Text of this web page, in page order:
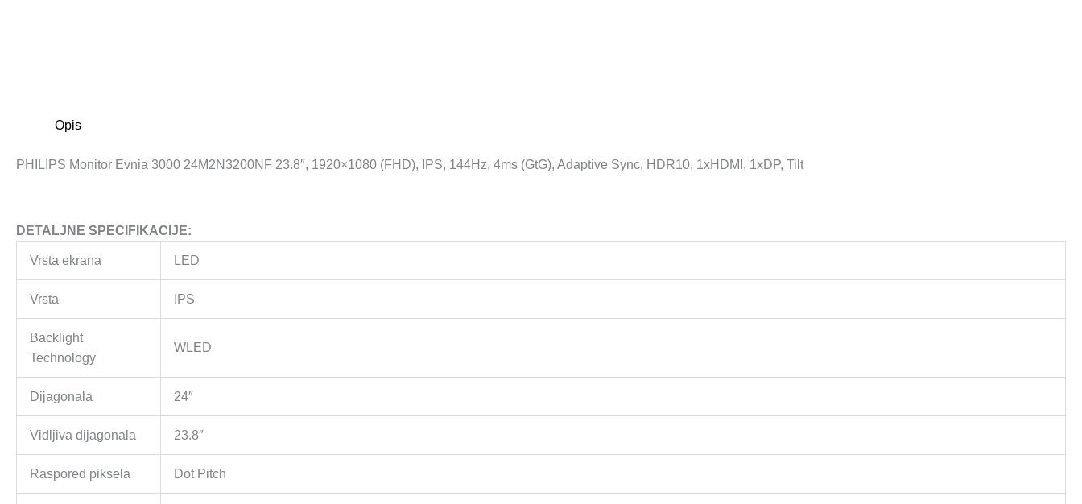
Opis
PHILIPS Monitor Evnia 3000 24M2N3200NF 23.8″, 1920×1080 (FHD), IPS, 144Hz, 4ms (GtG), Adaptive Sync, HDR10, 1xHDMI, 1xDP, Tilt
DETALJNE SPECIFIKACIJE:
Vrsta ekrana LED
Vrsta IPS
Backlight
Technology
WLED
Dijagonala 24″
Vidljiva dijagonala 23.8″
Raspored piksela Dot Pitch